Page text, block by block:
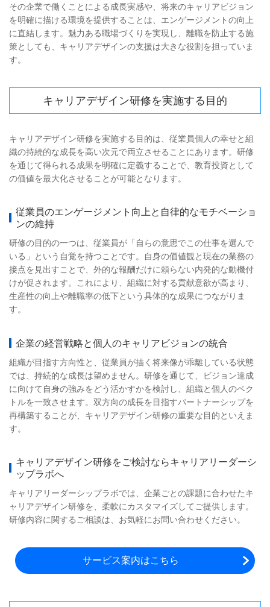
その企業で働くことによる成長実感や、将来のキャリアビジョン
を明確に描ける環境を提供することは、エンゲージメントの向上
に直結します。魅力ある職場づくりを実現し、離職を防止する施
策としても、キャリアデザインの支援は大きな役割を担っていま
す。
キャリアデザイン研修を実施する目的
キャリアデザイン研修を実施する目的は、従業員個人の幸せと組
織の持続的な成長を高い次元で両立させることにあります。研修
を通じて得られる成果を明確に定義することで、教育投資として
の価値を最大化させることが可能となります。
従業員のエンゲージメント向上と自律的なモチベーショ
ンの維持
研修の目的の一つは、従業員が「自らの意思でこの仕事を選んで
いる」という自覚を持つことです。自身の価値観と現在の業務の
接点を見出すことで、外的な報酬だけに頼らない内発的な動機付
けが促されます。これにより、組織に対する貢献意欲が高まり、
生産性の向上や離職率の低下という具体的な成果につながりま
す。
企業の経営戦略と個人のキャリアビジョンの統合
組織が目指す方向性と、従業員が描く将来像が乖離している状態
では、持続的な成長は望めません。研修を通じて、ビジョン達成
に向けて自身の強みをどう活かすかを検討し、組織と個人のベク
トルを一致させます。双方向の成長を目指すパートナーシップを
再構築することが、キャリアデザイン研修の重要な目的といえま
す。
キャリアデザイン研修をご検討ならキャリアリーダーシ
ップラボへ
キャリアリーダーシップラボでは、企業ごとの課題に合わせたキ
ャリアデザイン研修を、柔軟にカスタマイズしてご提供します。
研修内容に関するご相談は、お気軽にお問い合わせください。
サービス案内はこちら